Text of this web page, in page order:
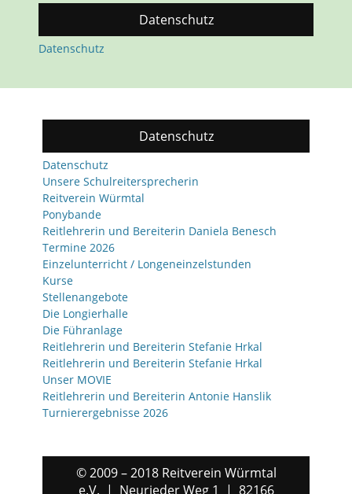
Datenschutz
Datenschutz
Datenschutz
Datenschutz
Unsere Schulreitersprecherin
Reitverein Würmtal
Ponybande
Reitlehrerin und Bereiterin Daniela Benesch
Termine 2026
Einzelunterricht / Longeneinzelstunden
Kurse
Stellenangebote
Die Longierhalle
Die Führanlage
Reitlehrerin und Bereiterin Stefanie Hrkal
Reitlehrerin und Bereiterin Stefanie Hrkal
Unser MOVIE
Reitlehrerin und Bereiterin Antonie Hanslik
Turnierergebnisse 2026
© 2009 – 2018 Reitverein Würmtal
e.V. | Neurieder Weg 1 | 82166